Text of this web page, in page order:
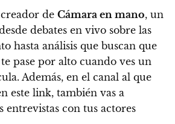
de Cámara en mano, un
debates en vivo sobre las
hasta análisis que buscan que
pase por alto cuando ves un
Además, en el canal al que
este link, también vas a
entrevistas con tus actores